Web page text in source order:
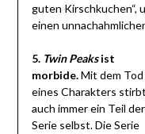
guten Kirschkuchen“,
einen
5. Twin Peaksist
morbide.Mit dem Tod
eines Charakters stirbt
auch immer ein Teil der
Serie selbst. Die Serie